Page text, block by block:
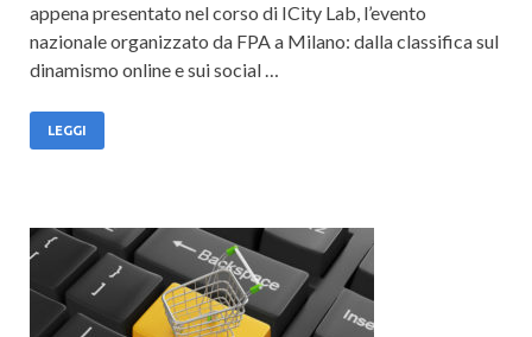
appena presentato nel corso di ICity Lab, l’evento
nazionale organizzato da FPA a Milano: dalla classifica sul
dinamismo online e sui social …
LEGGI